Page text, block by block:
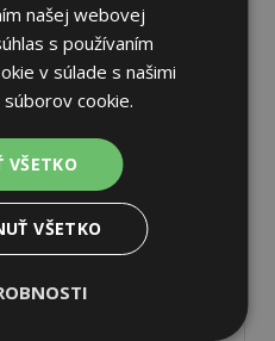
široký výber pneumatík
podmienok.
, ako Continental ,Barum
výrobcov: Goodyear
našej webovej
s používaním
v súlade s našimi
súborov cookie.
VŠETKO
VŠETKO